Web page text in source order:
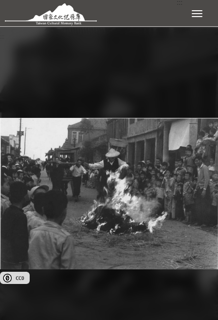
跳到主要內容區塊 展開選單
公眾領域貢獻宣告(CC0)